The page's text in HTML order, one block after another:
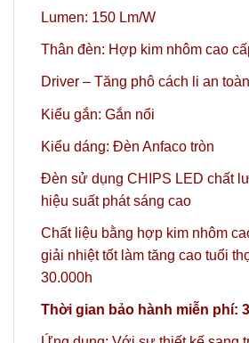
Lumen: 150 Lm/W
Thân đèn: Hợp kim nhôm cao
Driver – Tăng phô cách li an
Kiểu gắn: Gắn nổi
Kiểu dáng: Đèn Anfaco tròn
Đèn sử dụng CHIPS LED chất
hiệu suất phát sáng cao
Chất liệu bằng hợp kim nhôm
giải nhiệt tốt làm tăng cao tuổi
30.000h
Thời gian bảo hành miễn phí: